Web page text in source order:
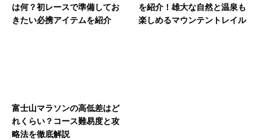
は何？初レースで準備してお
きたい必携アイテムを紹介
を紹介！雄大な自然と温泉も
楽しめるマウンテントレイル
富士山マラソンの高低差はど
れくらい？コース難易度と攻
略法を徹底解説